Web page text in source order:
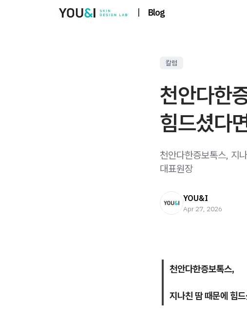
| Blog
칼럼
천안다한
힘드셨다
천안다한증보톡스, 지
대표원장
YOU&I
Apr 27, 2026
천안다한증보톡스,
지나친 땀 때문에 힘